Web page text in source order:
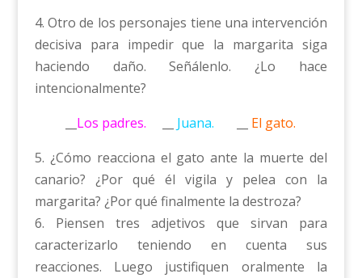
4. Otro de los personajes tiene una intervención
decisiva para impedir que la margarita siga
haciendo daño. Señálenlo. ¿Lo hace
intencionalmente?
Los padres. Juana.
El gato.
5. ¿Cómo reacciona el gato ante la muerte del
canario? ¿Por qué él vigila y pelea con la
margarita? ¿Por qué finalmente la destroza?
6. Piensen tres adjetivos que sirvan para
caracterizarlo teniendo en cuenta sus
reacciones. Luego justifiquen oralmente la